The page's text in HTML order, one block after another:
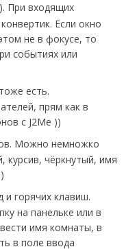
При входящих
Если окно
не в фокусе, то
событиях или
есть.
прям как в
с J2Me ))
Можно немножко
чёркнутый, имя
горячих клавиш.
на панельке или в
имя комнаты, в
в поле ввода